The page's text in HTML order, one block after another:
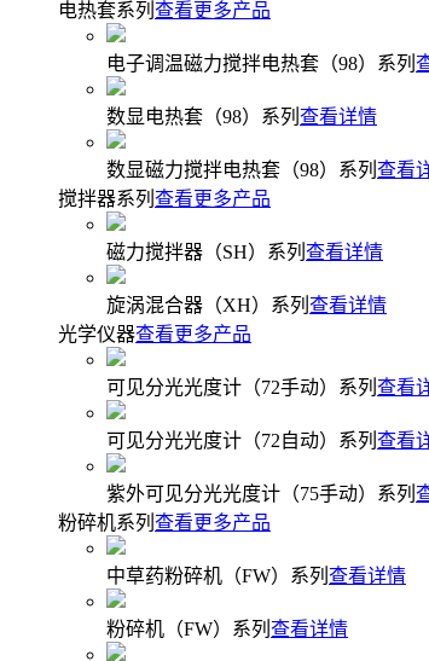
电热套系列 查看更多产品
电子调温磁力搅拌电热套（98）系列
数显电热套（98）系列 查看详情
数显磁力搅拌电热套（98）系列 查看
搅拌器系列 查看更多产品
磁力搅拌器（SH）系列 查看详情
旋涡混合器（XH）系列 查看详情
光学仪器查看更多产品
可见分光光度计（72手动）系列 查看
可见分光光度计（72自动）系列 查看
紫外可见分光光度计（75手动）系列
粉碎机系列 查看更多产品
中草药粉碎机（FW）系列 查看详情
粉碎机（FW）系列 查看详情